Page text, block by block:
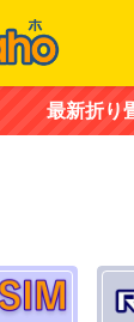
最新折り畳み